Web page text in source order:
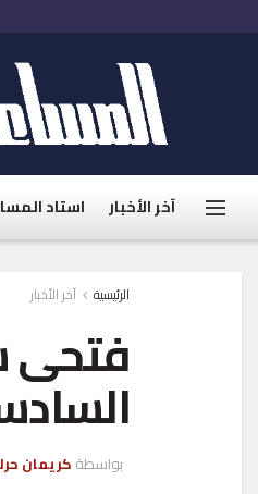
آخر الأخبار استاد
الرئيسية آخر الأخبار
فتحى
بواسطة كريمان